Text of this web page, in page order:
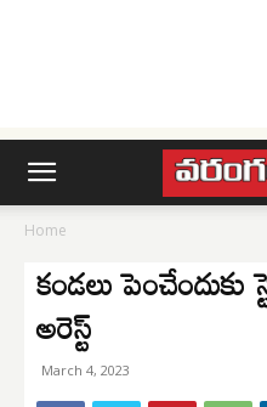
Home
కండలు పెంచేందుకు
అరెస్ట్
March 4, 2023